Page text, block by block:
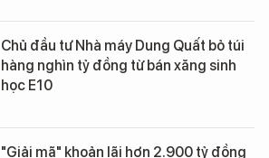
Chủ đầu tư Nhà máy Dung Quất bỏ túi
hàng nghìn tỷ đồng từ bán xăng sinh
học E10
"Giải mã" khoản lãi hơn 2.900 tỷ đồng